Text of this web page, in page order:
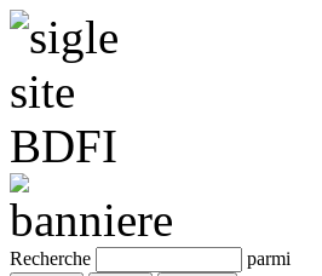
Recherche parmi